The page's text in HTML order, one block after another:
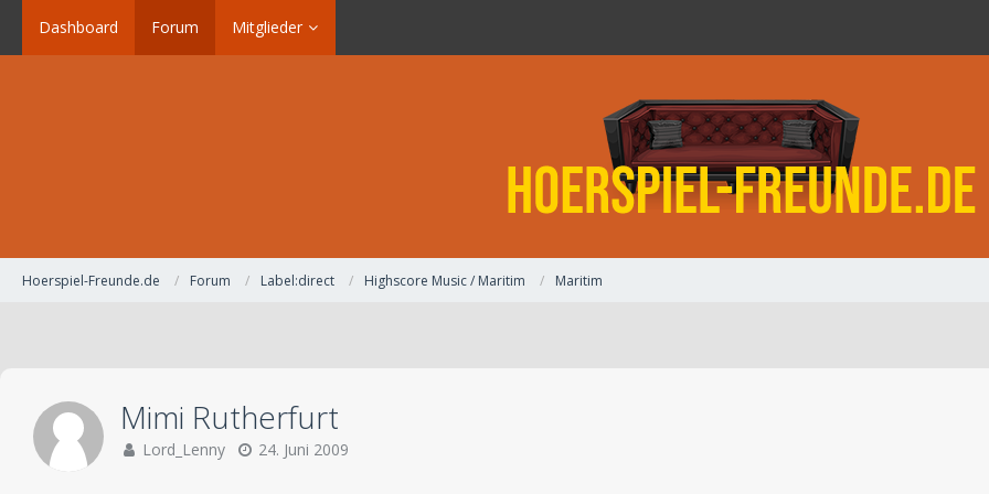
Dashboard Forum Mitglieder
Hoerspiel-Freunde.de Forum Label:direct Highscore Music / Maritim Maritim
Mimi Rutherfurt
Lord_Lenny 24. Juni 2009